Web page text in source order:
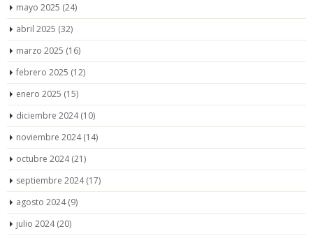
mayo 2025 (24)
abril 2025 (32)
marzo 2025 (16)
febrero 2025 (12)
enero 2025 (15)
diciembre 2024(10)
noviembre 2024(14)
octubre 2024(21)
septiembre 2024(17)
agosto 2024(9)
julio 2024(20)